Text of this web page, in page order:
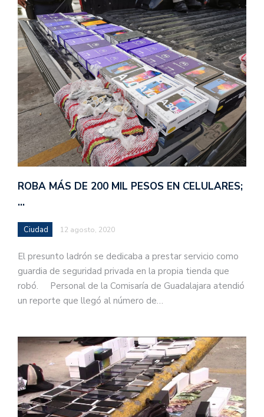
ROBA MÁS DE 200 MIL PESOS EN CELULARES;
…
Ciudad 12 agosto, 2020
El presunto ladrón se dedicaba a prestar servicio como
guardia de seguridad privada en la propia tienda que
robó. Personal de la Comisaría de Guadalajara atendió
un reporte que llegó al número de…